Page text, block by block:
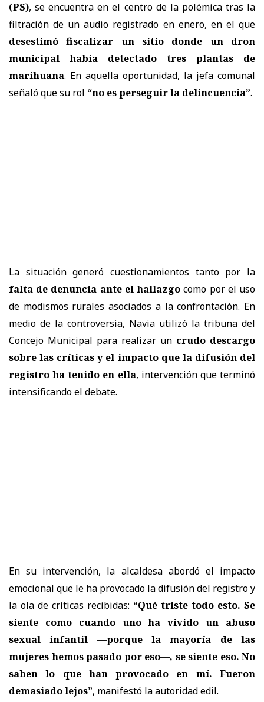
(PS), se encuentra en el centro de la polémica tras la
filtración de un audio registrado en enero, en el que
desestimó fiscalizar un sitio donde un dron
municipal había detectado tres plantas de
marihuana. En aquella oportunidad, la jefa comunal
señaló que su rol “no es perseguir la delincuencia”.
La situación generó cuestionamientos tanto por la
falta de denuncia ante el hallazgo como por el uso
de modismos rurales asociados a la confrontación. En
medio de la controversia, Navia utilizó la tribuna del
Concejo Municipal para realizar un crudo descargo
sobre las críticas y el impacto que la difusión del
registro ha tenido en ella, intervención que terminó
intensificando el debate.
En su intervención, la alcaldesa abordó el impacto
emocional que le ha provocado la difusión del registro y
la ola de críticas recibidas: “Qué triste todo esto. Se
siente como cuando uno ha vivido un abuso
sexual infantil —porque la mayoría de las
mujeres hemos pasado por eso—, se siente eso. No
saben lo que han provocado en mí. Fueron
demasiado lejos”, manifestó la autoridad edil.